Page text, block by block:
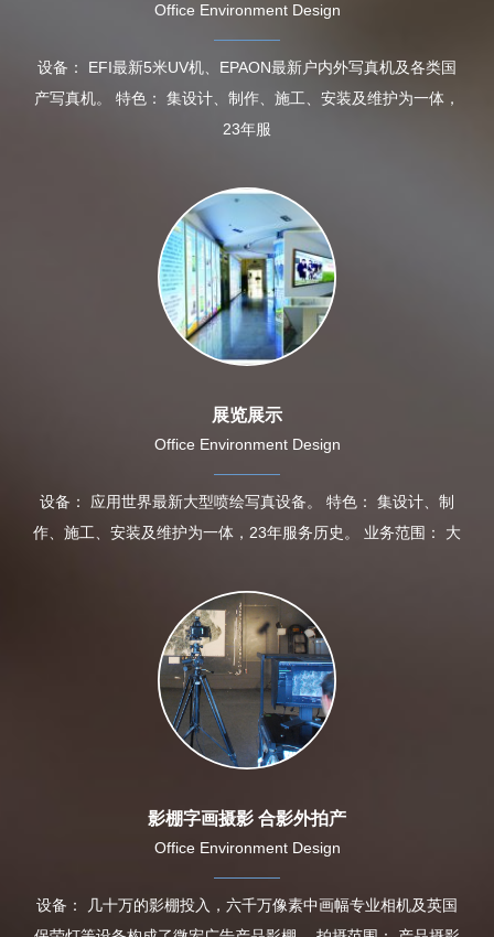
Office Environment Design
设备： EFI最新5米UV机、EPAON最新户内外写真机及各类国
产写真机。 特色： 集设计、制作、施工、安装及维护为一体，
23年服
展览展示
Office Environment Design
设备： 应用世界最新大型喷绘写真设备。 特色： 集设计、制
作、施工、安装及维护为一体，23年服务历史。 业务范围： 大
影棚字画摄影 合影外拍产
Office Environment Design
设备： 几十万的影棚投入，六千万像素中画幅专业相机及英国